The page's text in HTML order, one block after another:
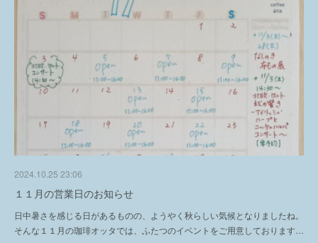
2024.10.25 23:06
１１月の営業日のお知らせ
日中暑さを感じる日があるものの、ようやく秋らしい気候となりましたね。
そんな１１月の珈琲オッタでは、ふたつのイベントをご用意しております…